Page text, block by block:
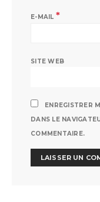
E-MAIL *
SITE WEB
ENREGISTRER
DANS LE
COMMENTAIRE.